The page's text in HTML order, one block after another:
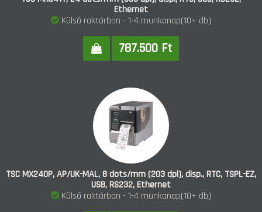
Ethernet
Külső raktárban - 1-4 munkanap(10+ db)
787.500 Ft
TSC MX240P, AP/UK-MAL, 8 dots/mm (203 dpi), disp., RTC, TSPL-EZ,
USB, RS232, Ethernet
Külső raktárban - 1-4 munkanap(10+ db)